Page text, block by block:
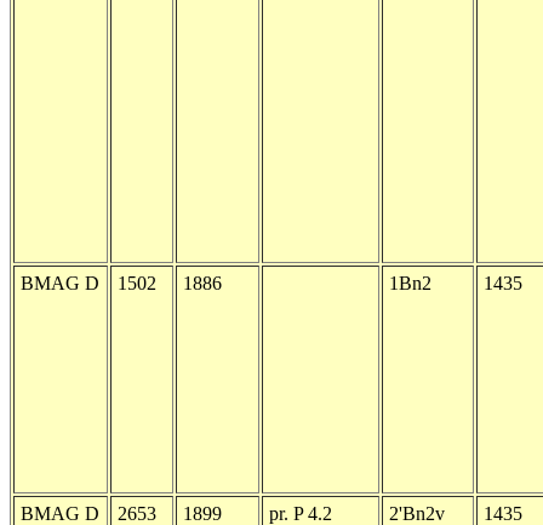
BMAG D 1502 1886 1Bn2 1435
BMAG D 2653 1899 pr. P 4.2 2'Bn2v 1435